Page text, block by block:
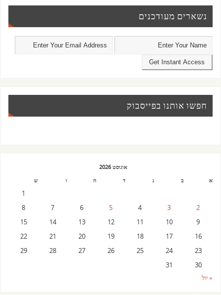
נשארים מעודכנים
חפשו אותנו בפייסבוק
אוגוסט 2026
א
ב ג ד ה ו ש
1
2
3
4
5
6
7
8
9
10
11
12
13
14
15
16
17
18
19
20
21
22
23
24
25
26
27
28
29
30
31
« יול